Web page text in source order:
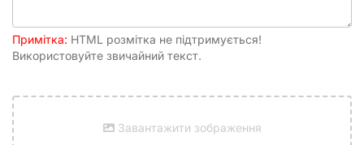
Примітка: HTML розмітка не підтримується!
Використовуйте звичайний текст.
Завантажити зображення